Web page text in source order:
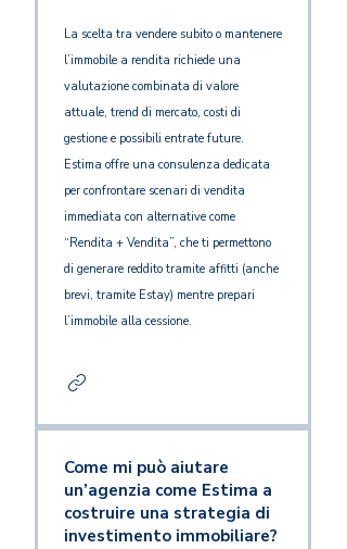
La scelta tra vendere subito o mantenere
l’immobile a rendita richiede una
valutazione combinata di valore
attuale, trend di mercato, costi di
gestione e possibili entrate future.
Estima offre una consulenza dedicata
per confrontare scenari di vendita
immediata con alternative come
“Rendita + Vendita”, che ti permettono
di generare reddito tramite affitti (anche
brevi, tramite Estay) mentre prepari
l’immobile alla cessione.
Come mi può aiutare
un’agenzia come Estima a
costruire una strategia di
investimento immobiliare?